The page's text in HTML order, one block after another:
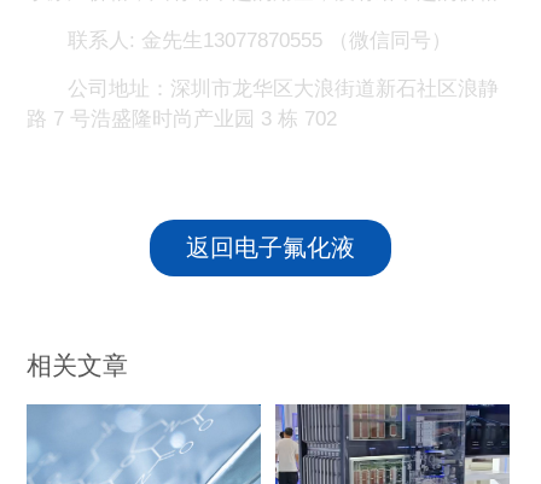
联系人: 金先生13077870555 （微信同号）
公司地址：深圳市龙华区大浪街道新石社区浪静
路 7 号浩盛隆时尚产业园 3 栋 702
返回电子氟化液
相关文章